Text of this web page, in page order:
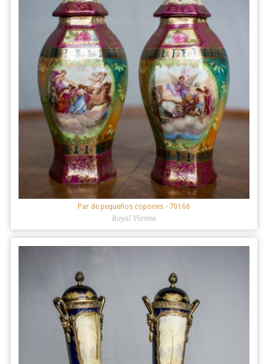
Par de pequeños copones - 70166
Royal Vienna